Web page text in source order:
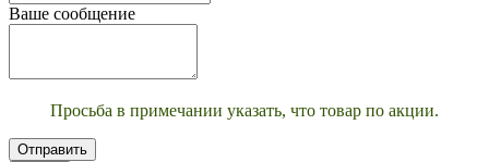
Ваше сообщение
Просьба в примечании указать, что товар по акции.
Отправить